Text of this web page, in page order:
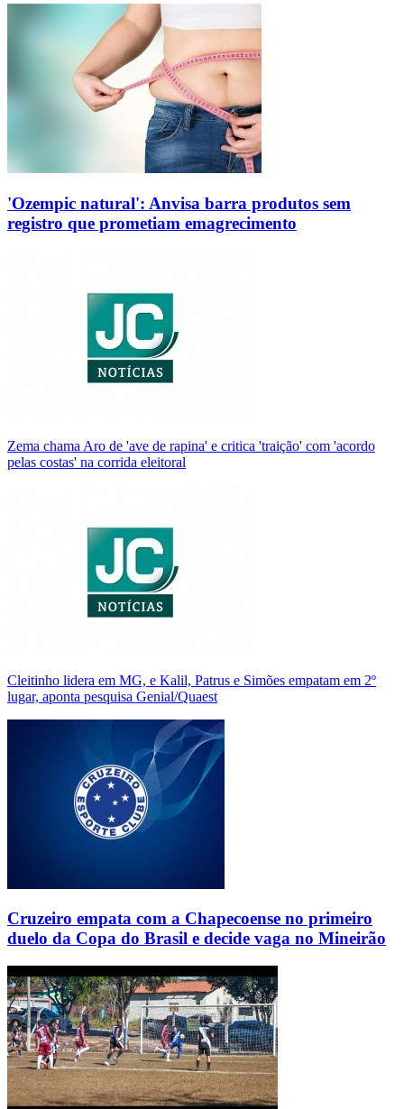
'Ozempic natural': Anvisa barra produtos sem
registro que prometiam emagrecimento
Zema chama Aro de 'ave de rapina' e critica 'traição' com 'acordo
pelas costas' na corrida eleitoral
Cleitinho lidera em MG, e Kalil, Patrus e Simões empatam em 2º
lugar, aponta pesquisa Genial/Quaest
Cruzeiro empata com a Chapecoense no primeiro
duelo da Copa do Brasil e decide vaga no Mineirão